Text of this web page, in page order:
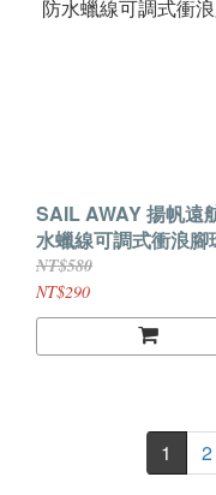
SAIL AWAY 揚帆遠
水蠟線可調式衝浪腳
NT$580
NT$290
1 2